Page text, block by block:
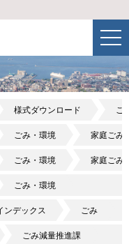
様式ダウンロード ご
ごみ・環境 家庭ごみ
ごみ・環境 家庭ごみ
ごみ・環境
ンデックス ごみ
ごみ減量推進課